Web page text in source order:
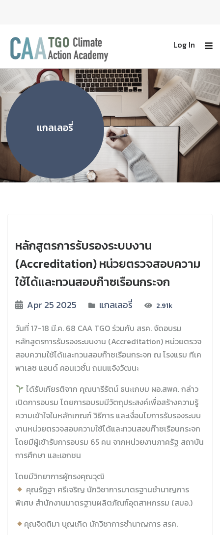
Log In
แกลเลอรี่
หลักสูตรการรับรองระบบงาน
(Accreditation) หน่วยตรวจสอบความ
ใช้ได้และทวนสอบก๊าซเรือนกระจก
Apr 25 2025 แกลเลอรี่ 2.91k
วันที่ 17-18 มี.ค. 68 CAA TGO ร่วมกับ สรค. จัดอบรม
หลักสูตรการรับรองระบบงาน (Accreditation) หน่วยตรวจ
สอบความใช้ได้และทวนสอบก๊าซเรือนกระจก ณ โรงแรม ทีเค
พาเลซ แอนด์ คอนเวชั่น ถนนแจ้งวัฒนะ
ได้รับเกียรติจาก คุณนารีรัตน์ ธนะเกษม ผอ.สพค. กล่าว
เปิดการอบรม โดยการอบรมมีวัตถุประสงค์เพื่อสร้างความรู้
ความเข้าใจในหลักเกณฑ์ วิธีการ และเงื่อนไขการรับรองระบบ
งานหน่วยตรวจสอบความใช้ได้และทวนสอบก๊าซเรือนกระจก
โดยมีผู้เข้ารับการอบรม 65 คน จากหน่วยงานภาครัฐ สถาบัน
การศึกษา และเอกชน
โดยมีวิทยาการผู้ทรงคุณวุฒิ
คุณรัฏฐา ศรีเจริญ นักวิชาการมาตรฐานชำนาญการ
พิเศษ สำนักงานมาตรฐานผลิตภัณฑ์อุตสาหกรรม (สมอ.)
คุณจิตติมา บุญเกิด นักวิชาการชำนาญการ สรค.